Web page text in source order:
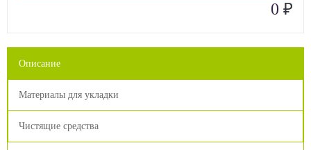
0 ₽
Описание
Материалы для укладки
Чистящие средства